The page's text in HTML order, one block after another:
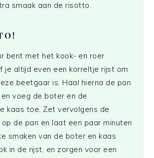
smaak aan de risotto.
bent met het kook- en roer
je altijd even een korreltje rijst om
beetgaar is. Haal hierna de pan
voeg de boter en de
kaas toe. Zet vervolgens de
de pan en laat een paar minuten
smaken van de boter en kaas
in de rijst, en zorgen voor een